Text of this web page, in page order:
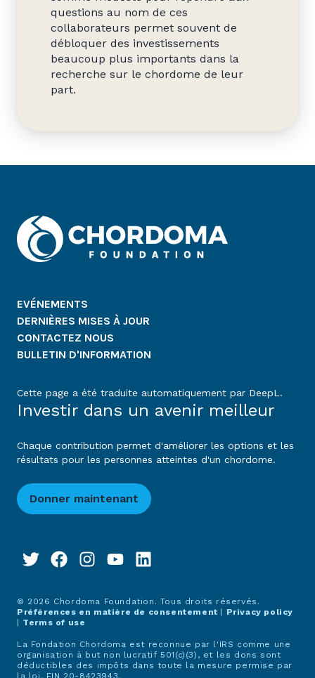
questions au nom de ces
collaborateurs permet souvent de
débloquer des investissements
beaucoup plus importants dans la
recherche sur le chordome de leur
part.
EVÉNEMENTS
DERNIÈRES MISES À JOUR
CONTACTEZ NOUS
BULLETIN D'INFORMATION
Cette page a été traduite automatiquement par DeepL.
Investir dans un avenir meilleur
Chaque contribution permet d'améliorer les options et les
résultats pour les personnes atteintes d'un chordome.
Donner maintenant
© 2026 Chordoma Foundation. Tous droits réservés.
Préférences en matière de consentement
Privacy policy
Terms of use
La Fondation Chordoma est reconnue par l'IRS comme une
organisation à but non lucratif 501(c)(3), et les dons sont
déductibles des impôts dans toute la mesure permise par
la loi. EIN 20-8423943.